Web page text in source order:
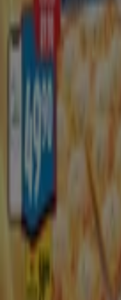
Tiendeo
España
Colombia
Nederland
Australia
Türkiye
Danmark
Schweiz
Ceská republika
България
Reklama